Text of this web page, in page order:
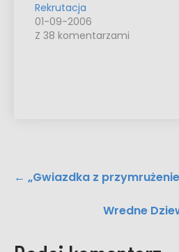
Rekrutacja
01-09-2006
Z 38 komentarzami
Post
navigation
← „Gwiazdka z
Wredne